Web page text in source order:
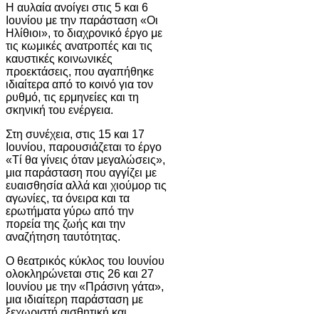
Η αυλαία ανοίγει στις 5 και 6
Ιουνίου με την παράσταση «Οι
Ηλίθιοι», το διαχρονικό έργο με
τις κωμικές ανατροπές και τις
καυστικές κοινωνικές
προεκτάσεις, που αγαπήθηκε
ιδιαίτερα από το κοινό για τον
ρυθμό, τις ερμηνείες και τη
σκηνική του ενέργεια.
Στη συνέχεια, στις 15 και 17
Ιουνίου, παρουσιάζεται το έργο
«Τί θα γίνεις όταν μεγαλώσεις»,
μια παράσταση που αγγίζει με
ευαισθησία αλλά και χιούμορ τις
αγωνίες, τα όνειρα και τα
ερωτήματα γύρω από την
πορεία της ζωής και την
αναζήτηση ταυτότητας.
Ο θεατρικός κύκλος του Ιουνίου
ολοκληρώνεται στις 26 και 27
Ιουνίου με την «Πράσινη γάτα»,
μια ιδιαίτερη παράσταση με